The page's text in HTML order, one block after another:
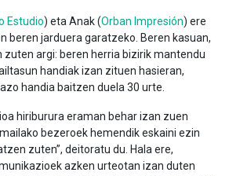
Estudio) eta Anak (Orban Impresión) ere
beren jarduera garatzeko. Beren kasuan,
zuten argi: beren herria bizirik mantendu
handiak izan zituen hasieran,
handia baitzen duela 30 urte.
hiriburura eraman behar izan zuen
bezeroek hemendik eskaini ezin
zuten”, deitoratu du. Hala ere,
azken urteotan izan duten